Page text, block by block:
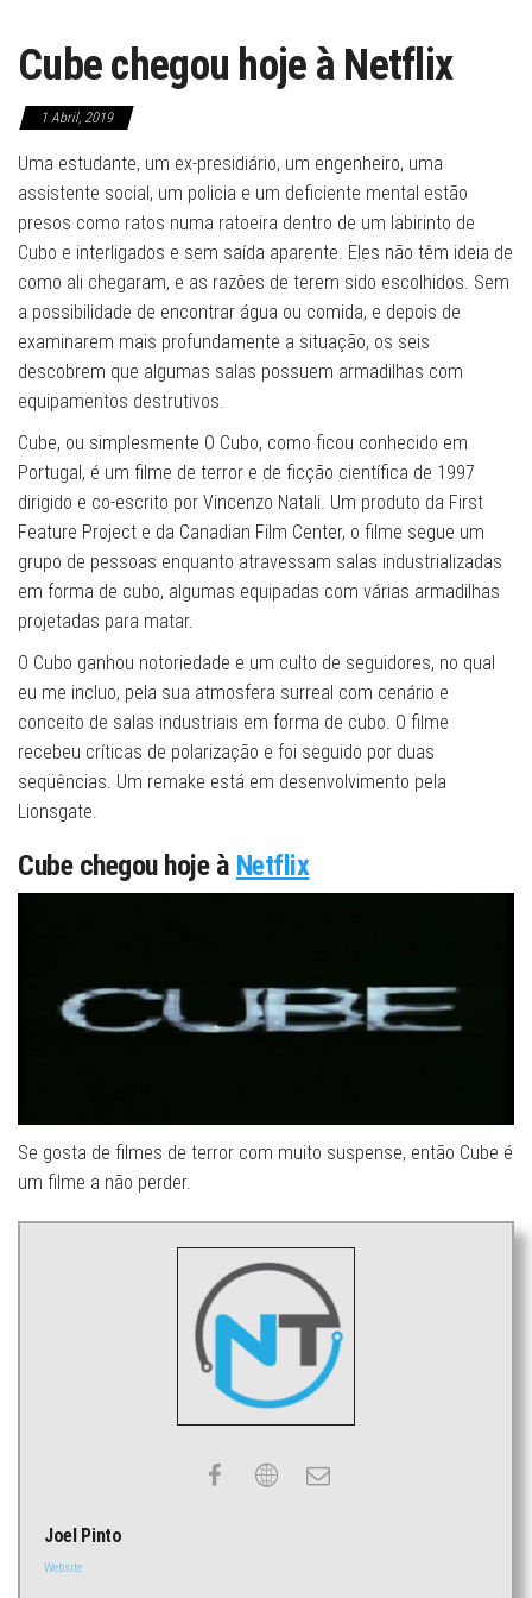
Cube chegou hoje à Netflix
1 Abril, 2019
Uma estudante, um ex-presidiário, um engenheiro, uma
assistente social, um policia e um deficiente mental estão
presos como ratos numa ratoeira dentro de um labirinto de
Cubo e interligados e sem saída aparente. Eles não têm ideia de
como ali chegaram, e as razões de terem sido escolhidos. Sem
a possibilidade de encontrar água ou comida, e depois de
examinarem mais profundamente a situação, os seis
descobrem que algumas salas possuem armadilhas com
equipamentos destrutivos.
Cube, ou simplesmente O Cubo, como ficou conhecido em
Portugal, é um filme de terror e de ficção científica de 1997
dirigido e co-escrito por Vincenzo Natali. Um produto da First
Feature Project e da Canadian Film Center, o filme segue um
grupo de pessoas enquanto atravessam salas industrializadas
em forma de cubo, algumas equipadas com várias armadilhas
projetadas para matar.
O Cubo ganhou notoriedade e um culto de seguidores, no qual
eu me incluo, pela sua atmosfera surreal com cenário e
conceito de salas industriais em forma de cubo. O filme
recebeu críticas de polarização e foi seguido por duas
seqüências. Um remake está em desenvolvimento pela
Lionsgate.
Cube chegou hoje à Netflix
Se gosta de filmes de terror com muito suspense, então Cube é
um filme a não perder.
Joel Pinto
Website